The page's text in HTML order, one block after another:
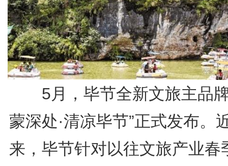
5月，毕节全新文旅主品
蒙深处·清凉毕节”正式发布。
来，毕节针对以往文旅产业春